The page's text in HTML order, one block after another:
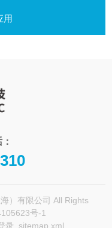
用
）有限公司 All Rights
号-1
录 sitemap.xml